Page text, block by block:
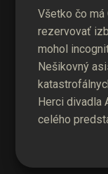
Všetko čo má
rezervovať
mohol
Nešikovný
Herci divadla
celého